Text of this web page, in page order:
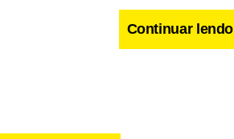
Continuar lendo